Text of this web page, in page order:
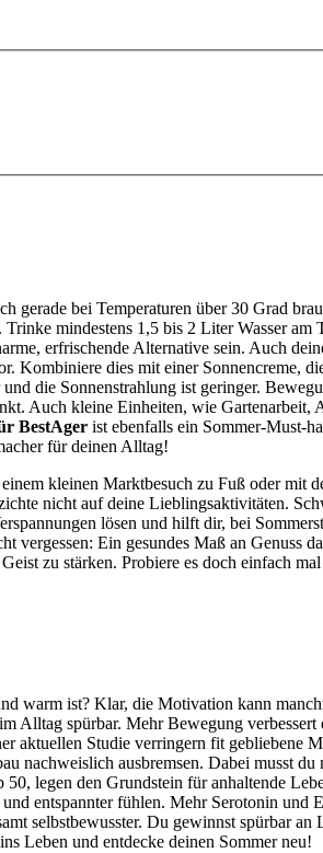
bei Temperaturen über 30 Grad
mindestens 1,5 bis 2 Liter Wasser
erfrischende Alternative sein. Auch
Kombiniere dies mit einer Sonnencreme,
die Sonnenstrahlung ist geringer.
Auch kleine Einheiten, wie
BestAger ist ebenfalls ein Sommer-Must-
für deinen Alltag!
kleinen Marktbesuch zu Fuß oder mit
nicht auf deine Lieblingsaktivitäten.
lösen und hilft dir, bei
Ein gesundes Maß an Genuss
zu stärken. Probiere es doch einfach
warm ist? Klar, die Motivation kann
Alltag spürbar. Mehr Bewegung
aktuellen Studie verringern fit gebliebene
nachweislich ausbremsen. Dabei musst
legen den Grundstein für anhaltende
entspannter fühlen. Mehr Serotonin
selbstbewusster. Du gewinnst spürbar
Leben und entdecke deinen Sommer neu!